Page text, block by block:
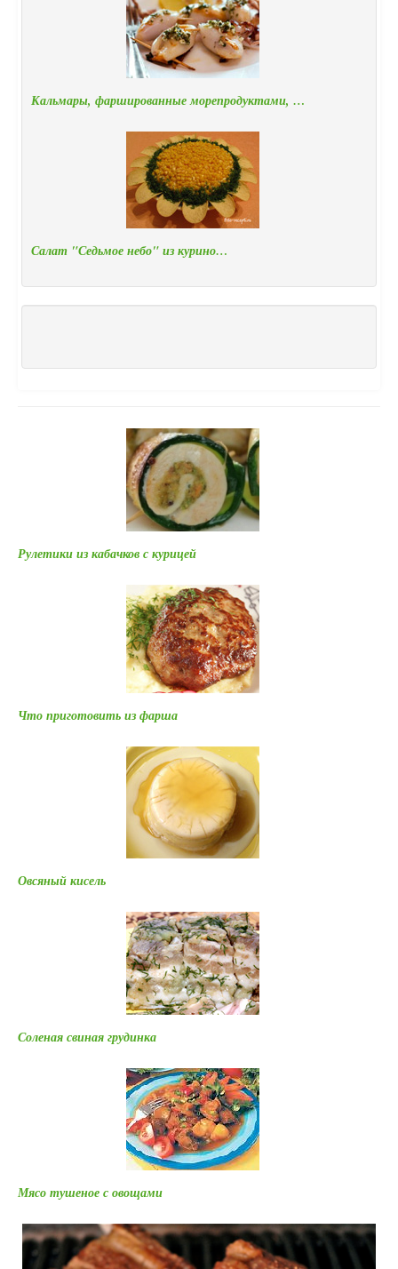
Кальмары, фаршированные морепродуктами, …
Салат "Седьмое небо" из курино…
Рулетики из кабачков с курицей
Что приготовить из фарша
Овсяный кисель
Соленая свиная грудинка
Мясо тушеное с овощами